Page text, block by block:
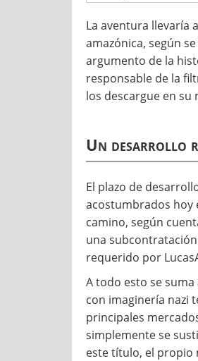
La aventura llevaría
amazónica, según
argumento de la
responsable de la
los descargue en
Un desarrollo
El plazo de
acostumbrados hoy
camino, según
una
requerido por
A todo esto se
con imaginería nazi
principales
simplemente se
este título, el propio